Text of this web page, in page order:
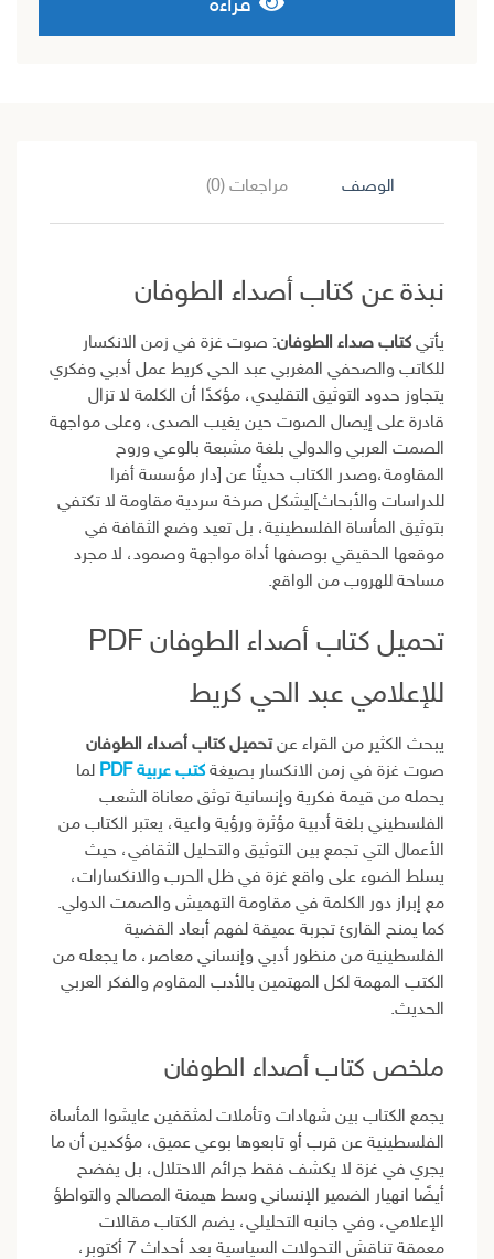
الوصف مراجعات (0)
نبذة عن كتاب أصداء الطوفان
يأتي كتاب صداء الطوفان: صوت غزة في زمن الانكسار
للكاتب والصحفي المغربي عبد الحي كريط عمل أدبي وفكري
يتجاوز حدود التوثيق التقليدي، مؤكدًا أن الكلمة لا تزال
قادرة على إيصال الصوت حين يغيب الصدى، وعلى مواجهة
الصمت العربي والدولي بلغة مشبعة بالوعي وروح
المقاومة،وصدر الكتاب حديثًا عن [دار مؤسسة أفرا
للدراسات والأبحاث]ليشكل صرخة سردية مقاومة لا تكتفي
بتوثيق المأساة الفلسطينية، بل تعيد وضع الثقافة في
موقعها الحقيقي بوصفها أداة مواجهة وصمود، لا مجرد
مساحة للهروب من الواقع.
تحميل كتاب أصداء الطوفان PDF
للإعلامي عبد الحي كريط
يبحث الكثير من القراء عنتحميل كتاب أصداء الطوفان
صوت غزة في زمن الانكسار بصيغة كتب عربية PDF
لما
يحمله من قيمة فكرية وإنسانية توثق معاناة الشعب
الفلسطيني بلغة أدبية مؤثرة ورؤية واعية، يعتبر الكتاب من
الأعمال التي تجمع بين التوثيق والتحليل الثقافي، حيث
يسلط الضوء على واقع غزة في ظل الحرب والانكسارات،
مع إبراز دور الكلمة في مقاومة التهميش والصمت الدولي.
كما يمنح القارئ تجربة عميقة لفهم أبعاد القضية
الفلسطينية من منظور أدبي وإنساني معاصر، ما يجعله من
الكتب المهمة لكل المهتمين بالأدب المقاوم والفكر العربي
الحديث.
ملخص كتاب أصداء الطوفان
يجمع الكتاب بين شهادات وتأملات لمثقفين عايشوا المأساة
الفلسطينية عن قرب أو تابعوها بوعي عميق، مؤكدين أن ما
يجري في غزة لا يكشف فقط جرائم الاحتلال، بل يفضح
أيضًا انهيار الضمير الإنساني وسط هيمنة المصالح والتواطؤ
الإعلامي، وفي جانبه التحليلي، يضم الكتاب مقالات
معمقة تناقش التحولات السياسية بعد أحداث 7 أكتوبر،